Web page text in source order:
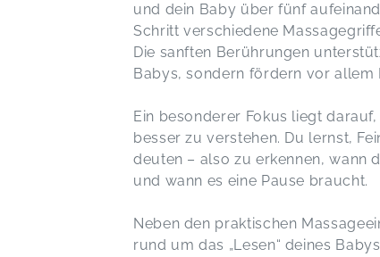
und dein Baby über fünf
Schritt verschiedene
Die sanften Berührungen
Babys, sondern fördern vor allem
Ein besonderer Fokus liegt
besser zu verstehen. Du lernst,
deuten – also zu erkennen, wann
und wann es eine Pause braucht.
Neben den praktischen
rund um das „Lesen“ deines